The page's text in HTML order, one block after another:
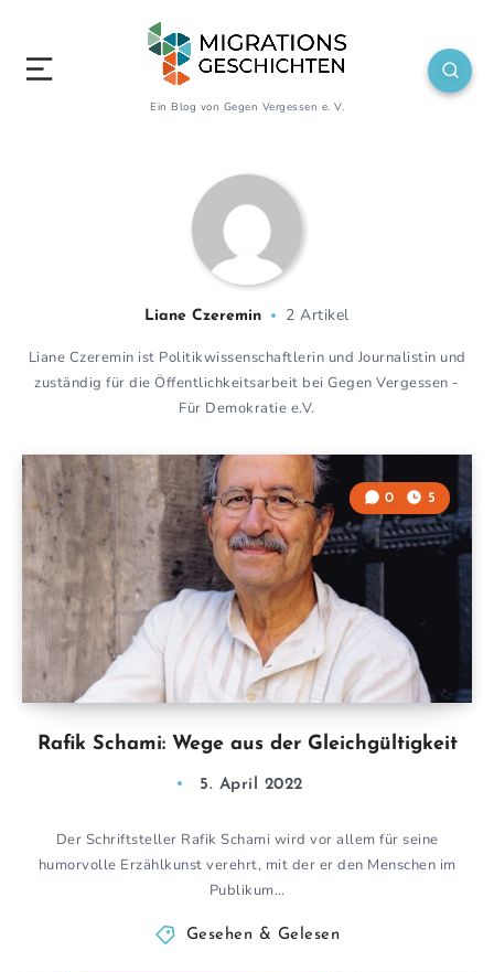
Ein Blog von Gegen Vergessen e. V.
Liane Czeremin 2 Artikel
Liane Czeremin ist Politikwissenschaftlerin und Journalistin und
zuständig für die Öffentlichkeitsarbeit bei Gegen Vergessen -
Für Demokratie e.V.
Rafik Schami: Wege aus der Gleichgültigkeit
0 5
5. April 2022
Der Schriftsteller Rafik Schami wird vor allem für seine
humorvolle Erzählkunst verehrt, mit der er den Menschen im
Publikum…
Gesehen & Gelesen